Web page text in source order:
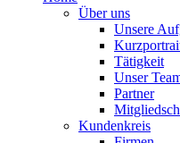
Über uns
Unsere
Tätigkeit
Unser
Partner
Kundenkreis